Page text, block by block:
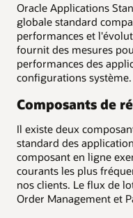
Oracle Applications
globale standard
performances et
fournit des mesures
performances des
configurations système.
Composants de
Il existe deux
standard des
composant en ligne
courants les plus
nos clients. Le flux de
Order Management et